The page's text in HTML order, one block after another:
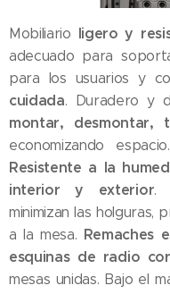
Mobiliario ligero y
adecuado para
para los usuarios y
cuidada. Duradero y
montar, desmontar,
economizando
Resistente a la
interior y exterior.
minimizan las holguras,
a la mesa. Remaches
esquinas de radio
mesas unidas. Bajo el